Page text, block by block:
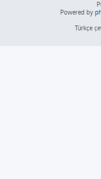
Powered by
Türkçe